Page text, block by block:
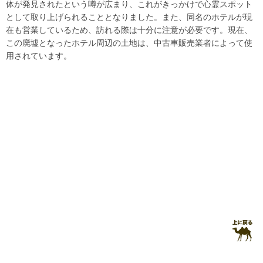
体が発見されたという噂が広まり、これがきっかけで心霊スポット
として取り上げられることとなりました。また、同名のホテルが現
在も営業しているため、訪れる際は十分に注意が必要です。現在、
この廃墟となったホテル周辺の土地は、中古車販売業者によって使
用されています。